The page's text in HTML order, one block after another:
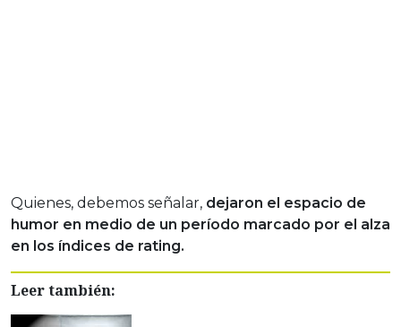
Quienes, debemos señalar, dejaron el espacio de
humor en medio de un período marcado por el alza
en los índices de rating.
Leer también: